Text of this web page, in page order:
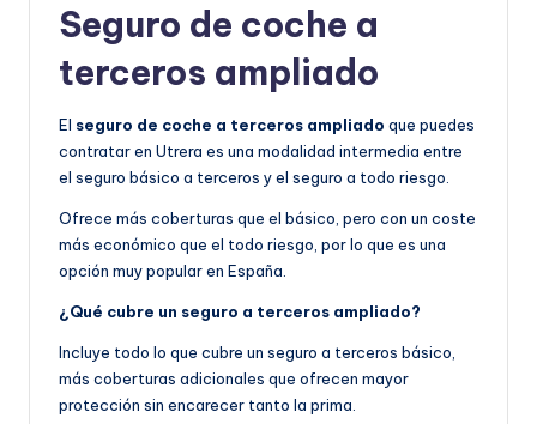
Seguro de coche a
terceros ampliado
El seguro de coche a terceros ampliado que puedes
contratar en Utrera es una modalidad intermedia entre
el seguro básico a terceros y el seguro a todo riesgo.
Ofrece más coberturas que el básico, pero con un coste
más económico que el todo riesgo, por lo que es una
opción muy popular en España.
¿Qué cubre un seguro a terceros ampliado?
Incluye todo lo que cubre un seguro a terceros básico,
más coberturas adicionales que ofrecen mayor
protección sin encarecer tanto la prima.